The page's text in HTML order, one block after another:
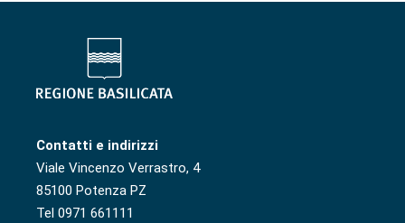
Contatti e indirizzi
Viale Vincenzo Verrastro, 4
85100 Potenza PZ
Tel 0971 661111